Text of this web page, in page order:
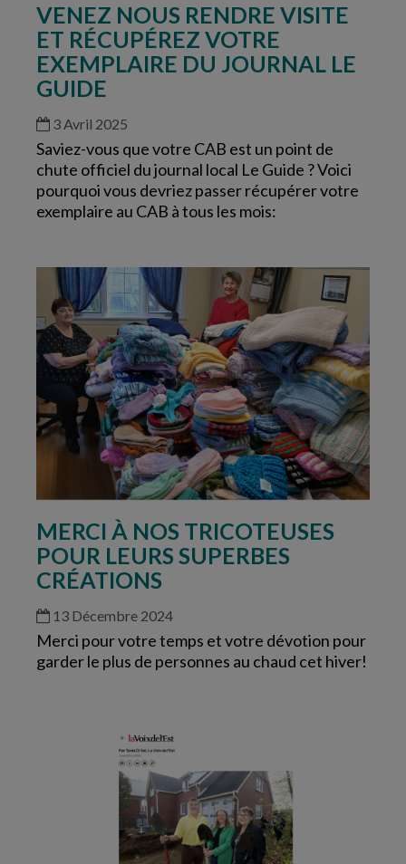
VENEZ NOUS RENDRE VISITE
ET RÉCUPÉREZ VOTRE
EXEMPLAIRE DU JOURNAL LE
GUIDE
3 Avril 2025
Saviez-vous que votre CAB est un point de
chute officiel du journal local Le Guide ? Voici
pourquoi vous devriez passer récupérer votre
exemplaire au CAB à tous les mois:
MERCI À NOS TRICOTEUSES
POUR LEURS SUPERBES
CRÉATIONS
13 Décembre 2024
Merci pour votre temps et votre dévotion pour
garder le plus de personnes au chaud cet hiver!